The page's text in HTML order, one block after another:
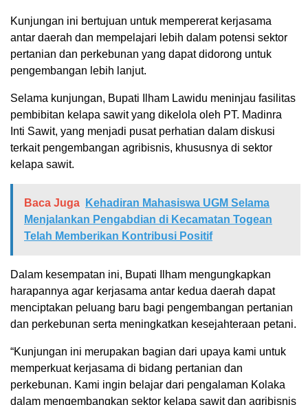
Kunjungan ini bertujuan untuk mempererat kerjasama
antar daerah dan mempelajari lebih dalam potensi sektor
pertanian dan perkebunan yang dapat didorong untuk
pengembangan lebih lanjut.
Selama kunjungan, Bupati Ilham Lawidu meninjau fasilitas
pembibitan kelapa sawit yang dikelola oleh PT. Madinra
Inti Sawit, yang menjadi pusat perhatian dalam diskusi
terkait pengembangan agribisnis, khususnya di sektor
kelapa sawit.
Baca Juga
Kehadiran Mahasiswa UGM Selama
Menjalankan Pengabdian di Kecamatan Togean
Telah Memberikan Kontribusi Positif
Dalam kesempatan ini, Bupati Ilham mengungkapkan
harapannya agar kerjasama antar kedua daerah dapat
menciptakan peluang baru bagi pengembangan pertanian
dan perkebunan serta meningkatkan kesejahteraan petani.
“Kunjungan ini merupakan bagian dari upaya kami untuk
memperkuat kerjasama di bidang pertanian dan
perkebunan. Kami ingin belajar dari pengalaman Kolaka
dalam mengembangkan sektor kelapa sawit dan agribisnis